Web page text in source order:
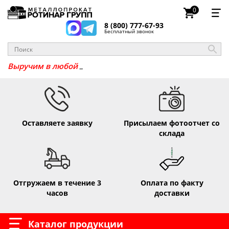
8 (800) 777-67-93
Бесплатный звонок
0
Выручим в люб
Оставляете заявку
Присылаем фотоотчет со
склада
Отгружаем в течение 3
часов
Оплата по факту
доставки
Каталог продукции